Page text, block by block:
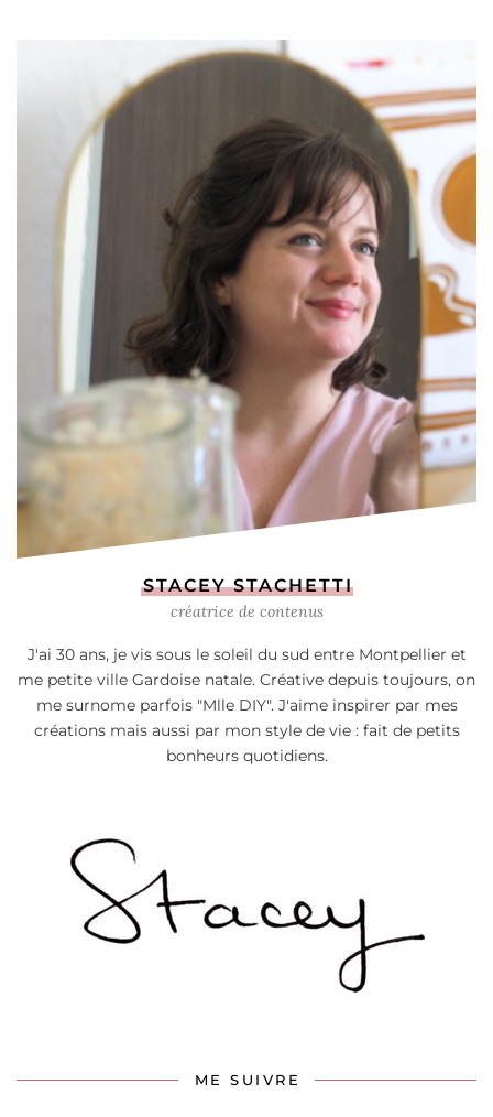
STACEY STACHETTI
créatrice de contenus
J'ai 30 ans, je vis sous le soleil du sud entre Montpellier et
me petite ville Gardoise natale. Créative depuis toujours, on
me surnome parfois "Mlle DIY". J'aime inspirer par mes
créations mais aussi par mon style de vie : fait de petits
bonheurs quotidiens.
ME SUIVRE